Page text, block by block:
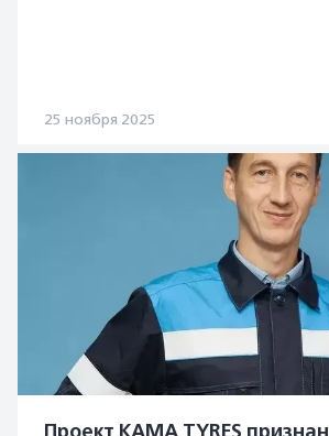
25 ноября 2025